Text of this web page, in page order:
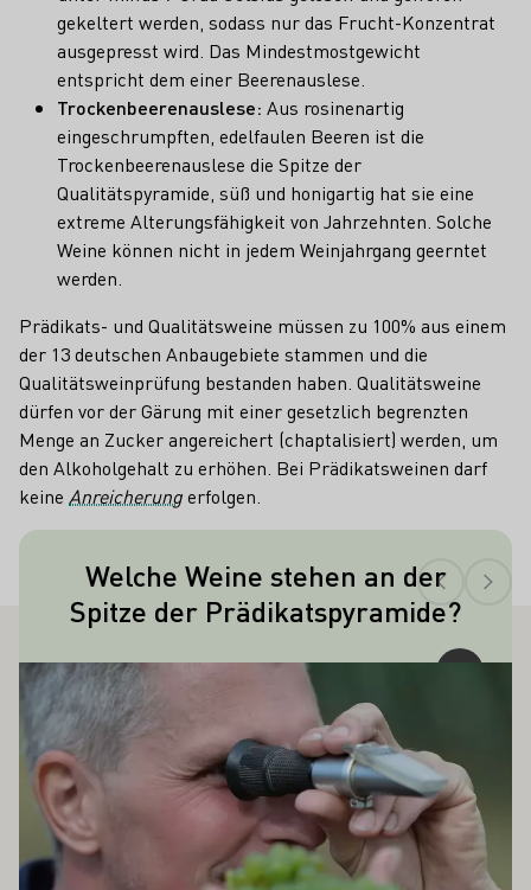
gekeltert werden, sodass nur das Frucht-Konzentrat
ausgepresst wird. Das Mindestmostgewicht
entspricht dem einer Beerenauslese.
Trockenbeerenauslese: Aus rosinenartig
eingeschrumpften, edelfaulen Beeren ist die
Trockenbeerenauslese die Spitze der
Qualitätspyramide, süß und honigartig hat sie eine
extreme Alterungsfähigkeit von Jahrzehnten. Solche
Weine können nicht in jedem Weinjahrgang geerntet
werden.
Prädikats- und Qualitätsweine müssen zu 100% aus einem
der 13 deutschen Anbaugebiete stammen und die
Qualitätsweinprüfung bestanden haben. Qualitätsweine
dürfen vor der Gärung mit einer gesetzlich begrenzten
Menge an Zucker angereichert (chaptalisiert) werden, um
den Alkoholgehalt zu erhöhen. Bei Prädikatsweinen darf
keine Anreicherungerfolgen.
Welche Weine stehen an der
Spitze der Prädikatspyramide?
Aus rosinenartig eingeschrumpften,
edelfaulen Beeren ist die
Trockenbeerenauslese die Spitze der
Qualitätspyramide.
Teaser
INTERESSIEREN
Mehr erfahren